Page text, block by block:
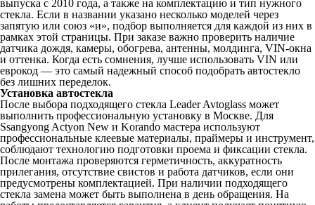
выпуска с 2010 года, а также на комплектацию и тип нужного
стекла. Если в названии указано несколько моделей через
запятую или союз «и», подбор выполняется для каждой из них в
рамках этой страницы. При заказе важно проверить наличие
датчика дождя, камеры, обогрева, антенны, молдинга, VIN-окна
и оттенка. Когда есть сомнения, лучше использовать VIN или
еврокод — это самый надежный способ подобрать автостекло
без лишних переделок.
Установка автостекла
После выбора подходящего стекла Leader Avtoglass может
выполнить профессиональную установку в Москве. Для
Ssangyong Actyon New и Korando мастера используют
профессиональные клеевые материалы, праймеры и инструмент,
соблюдают технологию подготовки проема и фиксации стекла.
После монтажа проверяются герметичность, аккуратность
прилегания, отсутствие свистов и работа датчиков, если они
предусмотрены комплектацией. При наличии подходящего
стекла замена может быть выполнена в день обращения. На